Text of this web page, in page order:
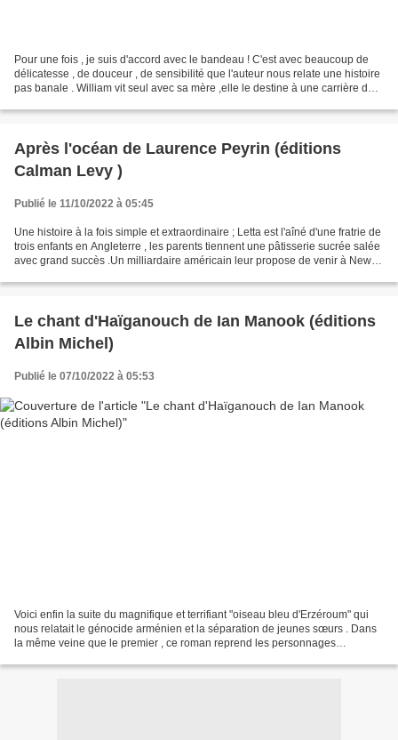
Pour une fois , je suis d'accord avec le bandeau ! C'est avec beaucoup de
délicatesse , de douceur , de sensibilité que l'auteur nous relate une histoire
pas banale . William vit seul avec sa mère ,elle le destine à une carrière de
Après l'océan de Laurence Peyrin (éditions
Calman Levy )
Publié le 11/10/2022 à 05:45
Une histoire à la fois simple et extraordinaire ; Letta est l'aîné d'une fratrie de
trois enfants en Angleterre , les parents tiennent une pâtisserie sucrée salée
avec grand succès .Un milliardaire américain leur propose de venir à New
Le chant d'Haïganouch de Ian Manook (éditions
Albin Michel)
Publié le 07/10/2022 à 05:53
Voici enfin la suite du magnifique et terrifiant "oiseau bleu d'Erzéroum" qui
nous relatait le génocide arménien et la séparation de jeunes sœurs . Dans
la même veine que le premier , ce roman reprend les personnages